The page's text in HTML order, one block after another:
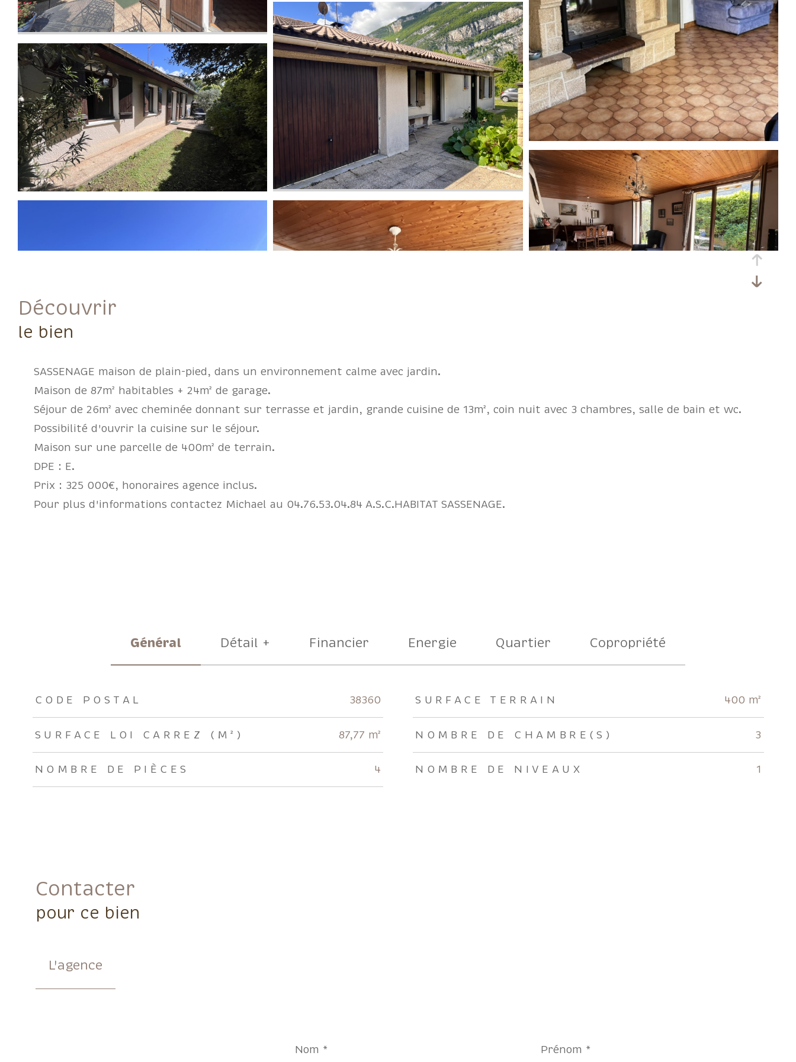
découvrir
le bien
SASSENAGE maison de plain-pied, dans un environnement calme avec jardin.
Maison de 87m² habitables + 24m² de garage.
Séjour de 26m² avec cheminée donnant sur terrasse et jardin, grande cuisine de 13m², coin nuit avec 3 chambres, salle de bain et wc.
Possibilité d'ouvrir la cuisine sur le séjour.
Maison sur une parcelle de 400m² de terrain.
DPE : E.
Prix : 325 000€, honoraires agence inclus.
Pour plus d'informations contactez Michael au 04.76.53.04.84 A.S.C.HABITAT SASSENAGE.
Général Détail + Financier Energie Quartier Copropriété
TRAD_ZEPHYR_Caracteristique
CODE POSTAL 38360 SURFACE TERRAIN 400 m²
SURFACE LOI CARREZ (M²) 87,77 m² NOMBRE DE CHAMBRE(S) 3
NOMBRE DE PIÈCES 4 NOMBRE DE NIVEAUX 1
Contacter
pour ce bien
L'agence
* *